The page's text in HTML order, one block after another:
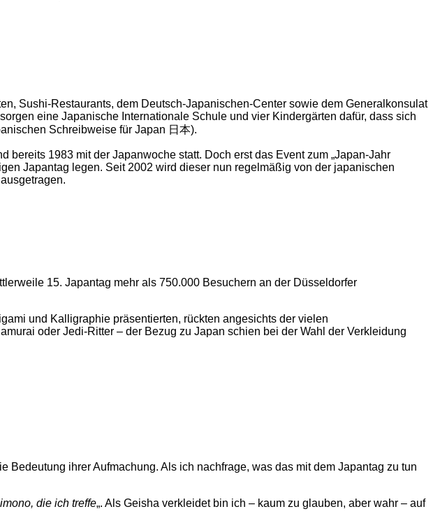
Sushi-Restaurants, dem Deutsch-Japanischen-Center sowie dem Generalkonsulat
eine Japanische Internationale Schule und vier Kindergärten dafür, dass sich
Schreibweise für Japan 日本).
1983 mit der Japanwoche statt. Doch erst das Event zum „Japan-Jahr
Japantag legen. Seit 2002 wird dieser nun regelmäßig von der japanischen
15. Japantag mehr als 750.000 Besuchern an der Düsseldorfer
und Kalligraphie präsentierten, rückten angesichts der vielen
oder Jedi-Ritter – der Bezug zu Japan schien bei der Wahl der Verkleidung
Bedeutung ihrer Aufmachung. Als ich nachfrage, was das mit dem Japantag zu tun
die ich treffe„. Als Geisha verkleidet bin ich – kaum zu glauben, aber wahr – auf